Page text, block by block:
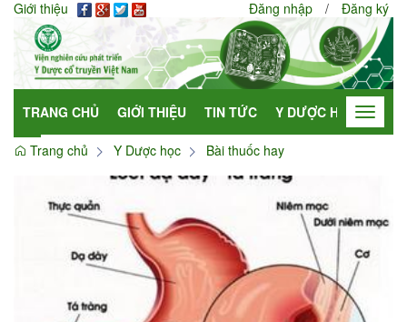
Giới thiệu Đăng nhập / Đăng ký
TRANG CHỦ GIỚI THIỆU TIN TỨC Y DƯỢC HỌC Toggle
Trang chủ
Y Dược học Bài thuốc hay